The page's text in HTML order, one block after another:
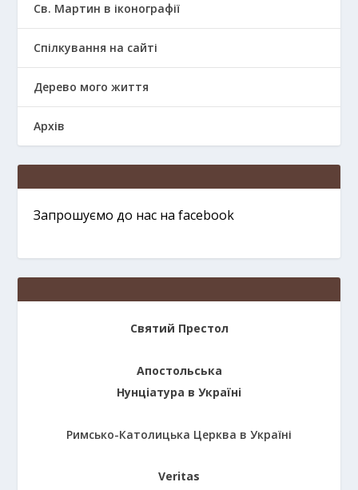
Св. Мартин в іконографії
Спілкування на сайті
Дерево мого життя
Архів
Запрошуємо до нас на facebook
Святий Престол
Апостольська
Нунціатура в Україні
Римсько-Католицька Церква в Україні
Veritas